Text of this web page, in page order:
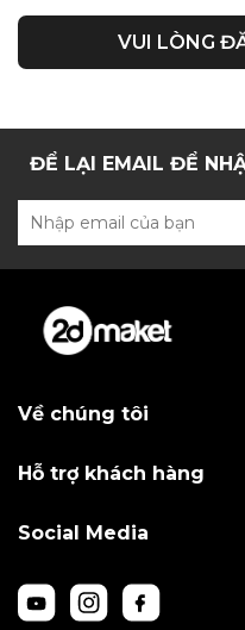
VUI LÒNG
ĐỂ LẠI EMAIL ĐỂ
Về chúng tôi
Hỗ trợ khách hàng
Social Media